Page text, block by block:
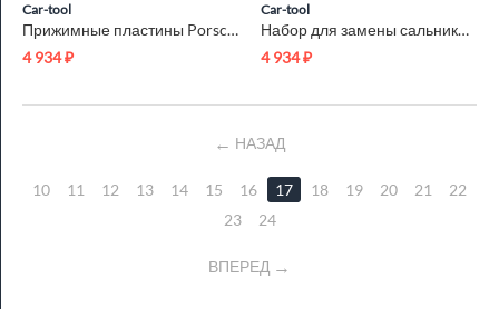
Car-tool
Прижимные пластины Porsche Car-Tool CT-3934
4 934₽
Car-tool
Набор для замены сальника VOLVO FM12 Car-Tool CT-A1423
4 934₽
НАЗАД
10 11 12 13 14 15 16 17 18 19 20 21
22
23
24
ВПЕРЕД